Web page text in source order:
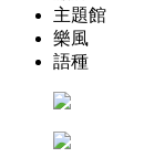
主題館
樂風
語種